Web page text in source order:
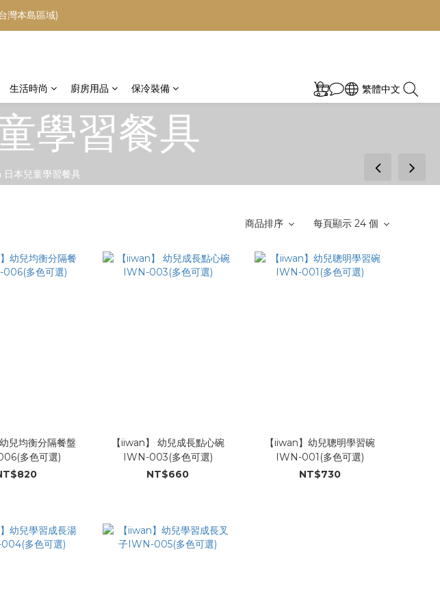
灣本島區域)
生活時尚 廚房用品 保冷裝備 繁體中文
prev next
學習餐具
日本兒童學習餐具
商品排序 每頁顯示 24 個
兒均衡分隔餐盤
多色可選)
【iiwan】 幼兒成長點心碗
IWN-003(多色可選)
NT$660
【iiwan】幼兒聰明學習碗
IWN-001(多色可選)
NT$730